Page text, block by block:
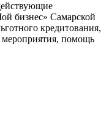
бизнес» Самарской
кредитования,
мероприятия, помощь